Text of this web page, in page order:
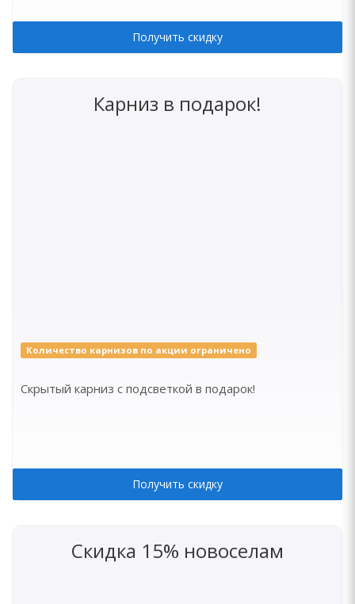
Получить скидку
Карниз в подарок!
Количество карнизов по акции ограничено
Скрытый карниз с подсветкой в подарок!
Получить скидку
Скидка 15% новоселам